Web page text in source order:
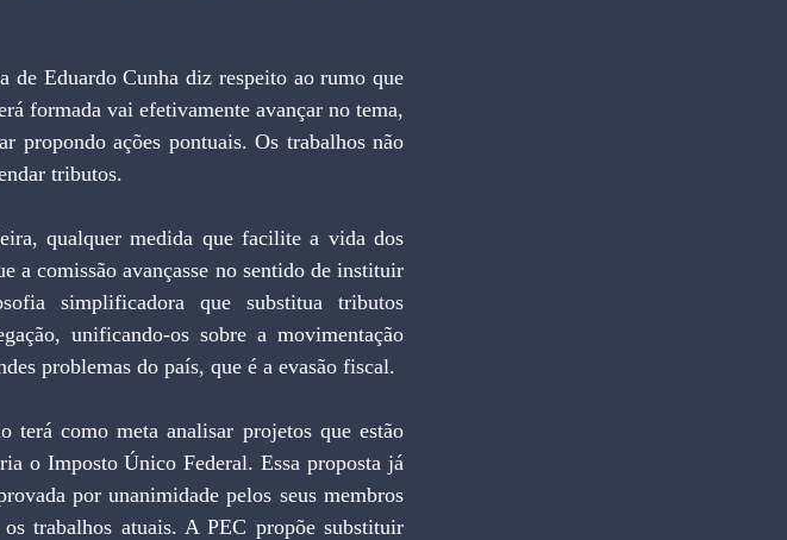
de Eduardo Cunha diz respeito ao rumo que
formada vai efetivamente avançar no tema,
propondo ações pontuais. Os trabalhos não
tributos.
qualquer medida que facilite a vida dos
a comissão avançasse no sentido de instituir
simplificadora que substitua tributos
unificando-os sobre a movimentação
problemas do país, que é a evasão fiscal.
terá como meta analisar projetos que estão
o Imposto Único Federal. Essa proposta já
por unanimidade pelos seus membros
trabalhos atuais. A PEC propõe substituir